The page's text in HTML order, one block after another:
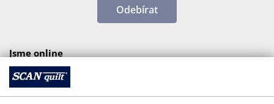
Odebírat
Jsme online